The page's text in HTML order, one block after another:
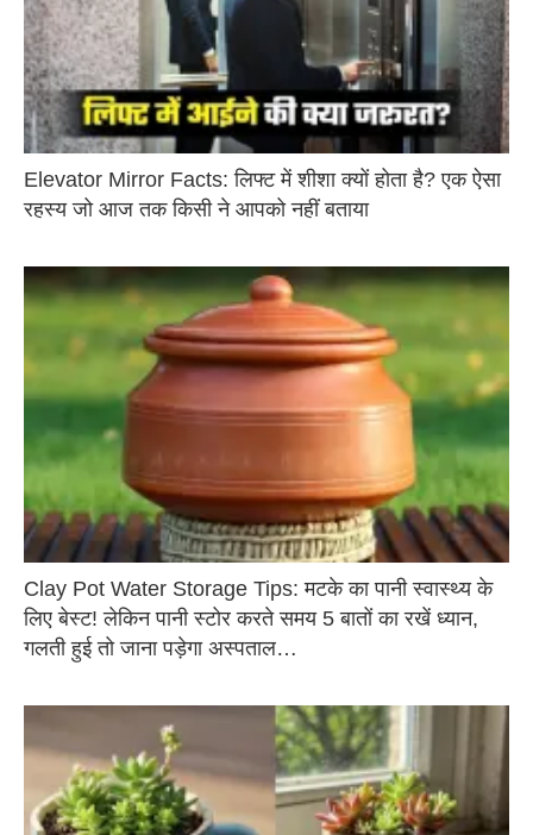
Elevator Mirror Facts: लिफ्ट में शीशा क्यों होता है? एक ऐसा
रहस्य जो आज तक किसी ने आपको नहीं बताया
Clay Pot Water Storage Tips: मटके का पानी स्वास्थ्य के
लिए बेस्ट! लेकिन पानी स्टोर करते समय 5 बातों का रखें ध्यान,
गलती हुई तो जाना पड़ेगा अस्पताल…